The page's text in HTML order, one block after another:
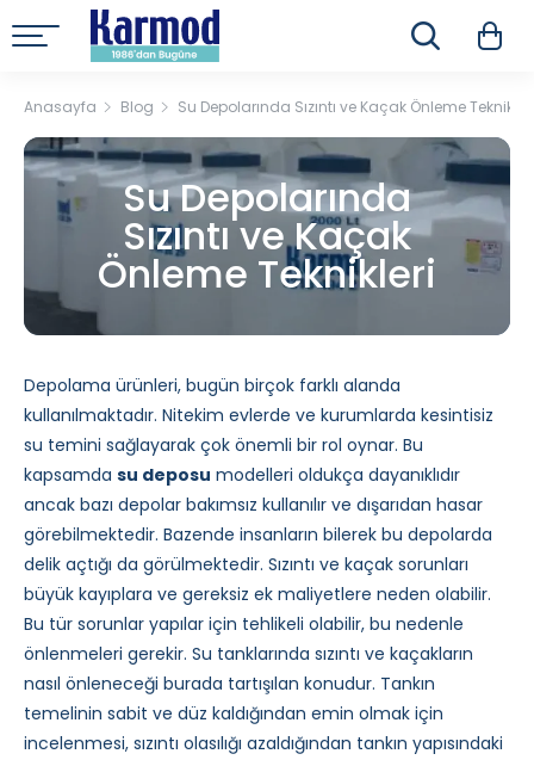
Anasayfa Blog Su Depolarında Sızıntı ve Kaçak Önleme Teknikleri
Su Depolarında
Sızıntı ve Kaçak
Önleme Teknikleri
Depolama ürünleri, bugün birçok farklı alanda
kullanılmaktadır. Nitekim evlerde ve kurumlarda kesintisiz
su temini sağlayarak çok önemli bir rol oynar. Bu
kapsamda su deposu modelleri oldukça dayanıklıdır
ancak bazı depolar bakımsız kullanılır ve dışarıdan hasar
görebilmektedir. Bazende insanların bilerek bu depolarda
delik açtığı da görülmektedir. Sızıntı ve kaçak sorunları
büyük kayıplara ve gereksiz ek maliyetlere neden olabilir.
Bu tür sorunlar yapılar için tehlikeli olabilir, bu nedenle
önlenmeleri gerekir. Su tanklarında sızıntı ve kaçakların
nasıl önleneceği burada tartışılan konudur. Tankın
temelinin sabit ve düz kaldığından emin olmak için
incelenmesi, sızıntı olasılığı azaldığından tankın yapısındaki